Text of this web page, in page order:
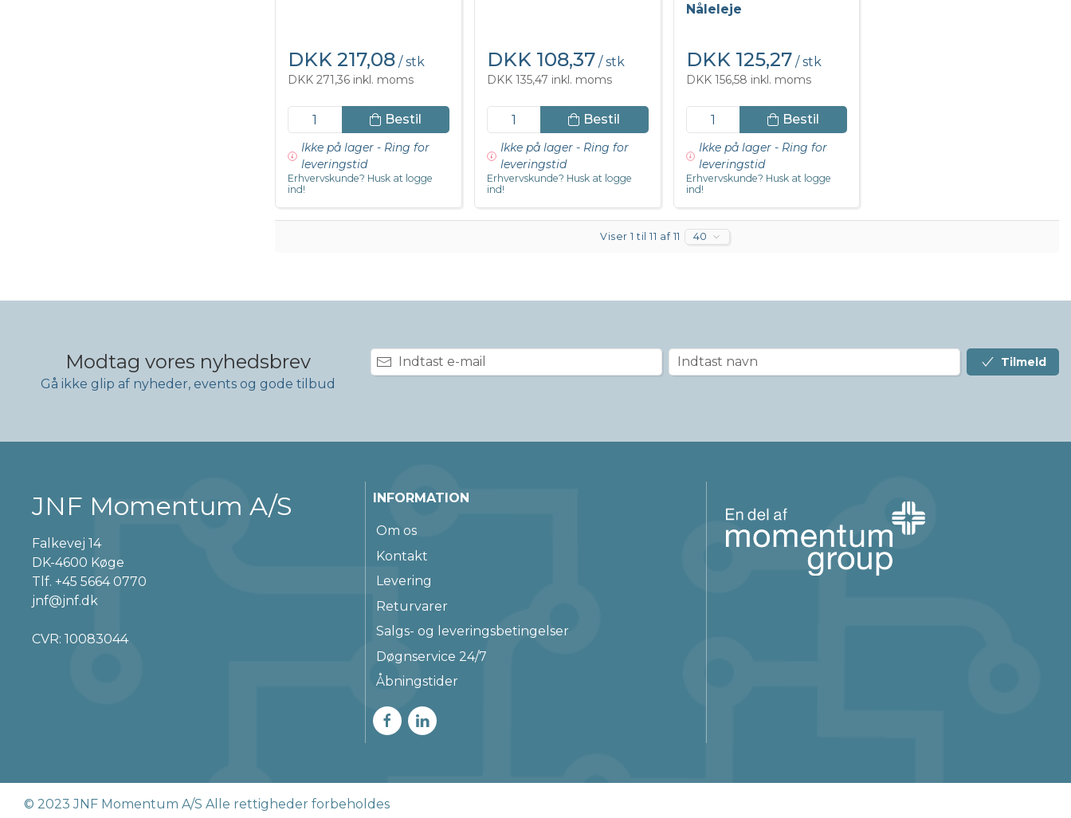
DKK 217,08 / stk
DKK 271,36 inkl. moms
Bestil
Ikke på lager - Ring for
leveringstid
Erhvervskunde? Husk at logge
ind!
DKK 108,37 / stk
DKK 135,47 inkl. moms
Bestil
Ikke på lager - Ring for
leveringstid
Erhvervskunde? Husk at logge
ind!
Nåleleje
DKK 125,27 / stk
DKK 156,58 inkl. moms
Bestil
Ikke på lager - Ring for
leveringstid
Erhvervskunde? Husk at logge
ind!
Viser 1 til 11 af 11 40
Modtag vores nyhedsbrev
Gå ikke glip af nyheder, events og gode tilbud
Tilmeld
JNF Momentum A/S
Falkevej 14
DK-4600 Køge
Tlf. +45 5664 0770
jnf@jnf.dk
CVR: 10083044
INFORMATION
Om os
Kontakt
Levering
Returvarer
Salgs- og leveringsbetingelser
Døgnservice 24/7
Åbningstider
© 2023 JNF Momentum A/S Alle rettigheder forbeholdes